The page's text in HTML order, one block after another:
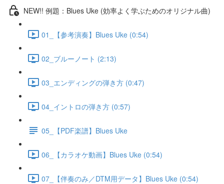
NEW!! 例題：Blues Uke (効率よく学ぶためのオリジナル曲)
01_【参考演奏】Blues Uke (0:54)
02_ブルーノート (2:13)
03_エンディングの弾き方 (0:47)
04_イントロの弾き方 (0:57)
05_【PDF楽譜】Blues Uke
06_【カラオケ動画】Blues Uke (0:54)
07_【伴奏のみ／DTM用データ】Blues Uke (0:54)